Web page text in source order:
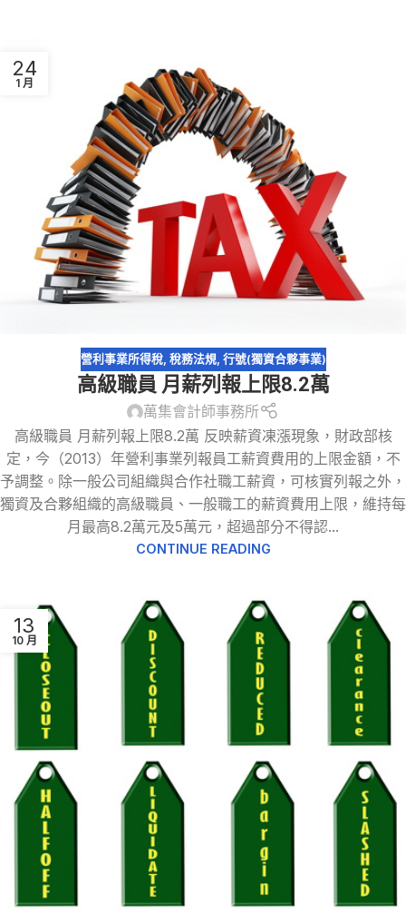
24
1 月
營利事業所得稅, 稅務法規, 行號(獨資合夥事業)
高級職員 月薪列報上限8.2萬
萬集會計師事務所
高級職員 月薪列報上限8.2萬 反映薪資凍漲現象，財政部核
定，今（2013）年營利事業列報員工薪資費用的上限金額，不
予調整。除一般公司組織與合作社職工薪資，可核實列報之外，
獨資及合夥組織的高級職員、一般職工的薪資費用上限，維持每
月最高8.2萬元及5萬元，超過部分不得認...
CONTINUE READING
13
10 月